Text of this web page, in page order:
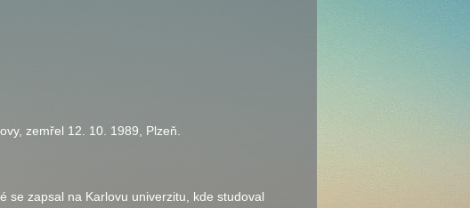
zemřel 12. 10. 1989, Plzeň.
se zapsal na Karlovu univerzitu, kde studoval